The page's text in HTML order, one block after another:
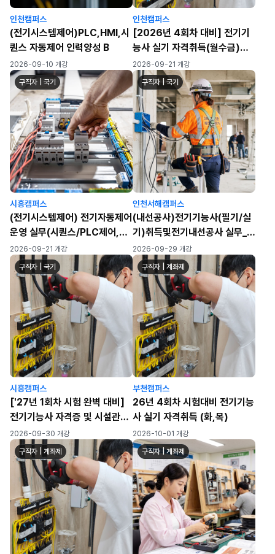
인천캠퍼스
(전기시스템제어)PLC,HMI,시
퀀스 자동제어 인력양성 B
2026-09-10 개강
인천캠퍼스
[2026년 4회차 대비] 전기기
능사 실기 자격취득(월수금)
(120h)
2026-09-21 개강
구직자 | 국기
시흥캠퍼스
(전기시스템제어) 전기자동제어
운영 실무(시퀀스/PLC제어,
HMI 터치패널 운영, 산업 네트
워크 운영)
2026-09-21 개강
구직자 | 국기
인천서해캠퍼스
(내선공사)전기기능사(필기/실
기)취득및전기내선공사 실무_3
회차
2026-09-29 개강
구직자 | 국기
시흥캠퍼스
['27년 1회차 시험 완벽 대비]
전기기능사 자격증 및 시설관리
실무 ★수료인원 자격증 취득률
100%!(24년 8월 수료과
정)★
2026-09-30 개강
구직자 | 계좌제
부천캠퍼스
26년 4회차 시험대비 전기기능
사 실기 자격취득 (화,목)
2026-10-01 개강
구직자 | 계좌제 구직자 | 계좌제